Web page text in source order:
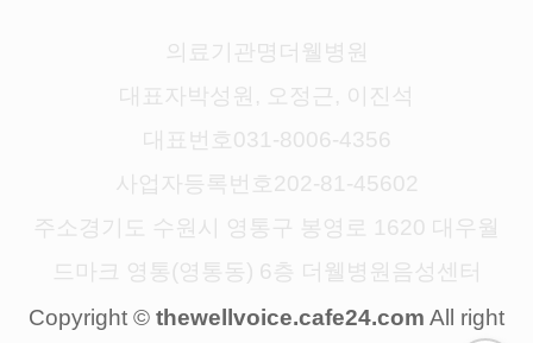
의료기관명 더웰병원
대표자 박성원, 오정근, 이진석
대표번호 031-8006-4356
사업자등록번호 202-81-45602
주소 경기도 수원시 영통구 봉영로 1620 대우월
드마크 영통(영통동) 6층 더웰병원음성센터
Copyright © thewellvoice.cafe24.com All right